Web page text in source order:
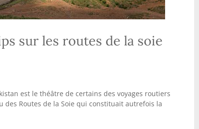
sur les routes de la soie
est le théâtre de certains des voyages routiers
des Routes de la Soie qui constituait autrefois la